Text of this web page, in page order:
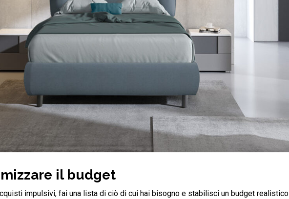
il budget
impulsivi, fai una lista di ciò di cui hai bisogno e stabilisci un budget realistico